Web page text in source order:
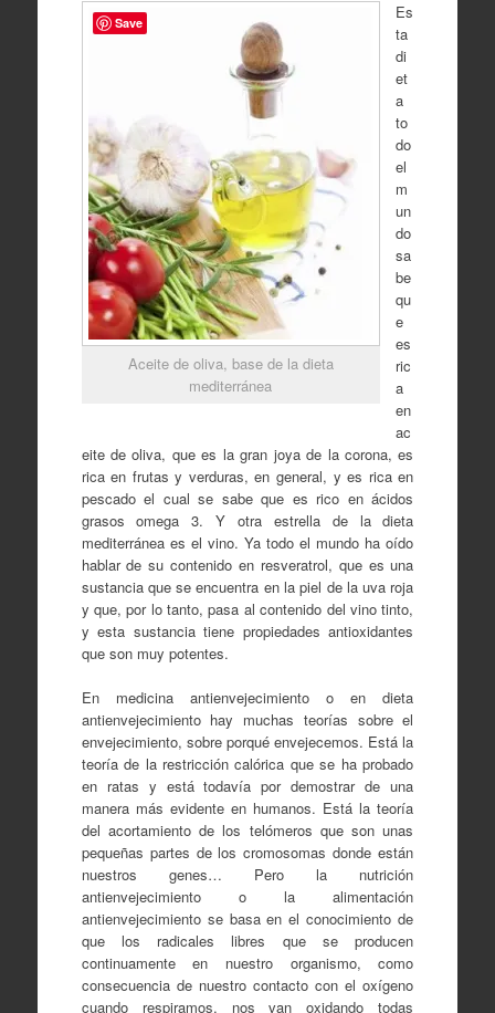
Aceite de oliva, base de la dieta
mediterránea
Es
ta
di
et
a
to
do
el
m
un
do
sa
be
qu
e
es
ric
a
en
ac
eite de oliva, que es la gran joya de la corona, es
rica en frutas y verduras, en general, y es rica en
pescado el cual se sabe que es rico en ácidos
grasos omega 3. Y otra estrella de la dieta
mediterránea es el vino. Ya todo el mundo ha oído
hablar de su contenido en resveratrol, que es una
sustancia que se encuentra en la piel de la uva roja
y que, por lo tanto, pasa al contenido del vino tinto,
y esta sustancia tiene propiedades antioxidantes
que son muy potentes.
En medicina antienvejecimiento o en dieta
antienvejecimiento hay muchas teorías sobre el
envejecimiento, sobre porqué envejecemos. Está la
teoría de la restricción calórica que se ha probado
en ratas y está todavía por demostrar de una
manera más evidente en humanos. Está la teoría
del acortamiento de los telómeros que son unas
pequeñas partes de los cromosomas donde están
nuestros genes… Pero la nutrición
antienvejecimiento o la alimentación
antienvejecimiento se basa en el conocimiento de
que los radicales libres que se producen
continuamente en nuestro organismo, como
consecuencia de nuestro contacto con el oxígeno
cuando respiramos, nos van oxidando todas
Save